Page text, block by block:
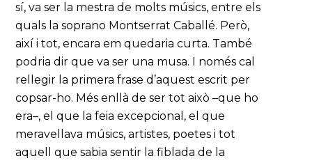
sí, va ser la mestra de molts músics, entre els
quals la soprano Montserrat Caballé. Però,
així i tot, encara em quedaria curta. També
podria dir que va ser una musa. I només cal
rellegir la primera frase d’aquest escrit per
copsar-ho. Més enllà de ser tot això –que ho
era–, el que la feia excepcional, el que
meravellava músics, artistes, poetes i tot
aquell que sabia sentir la fiblada de la